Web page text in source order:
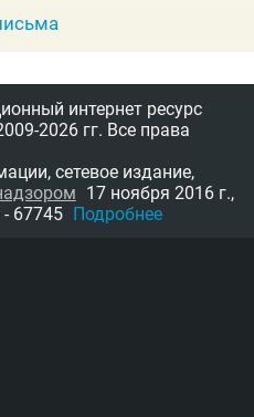
интернет ресурс
2026 гг. Все права
сетевое издание,
17 ноября 2016 г.,
67745 Подробнее